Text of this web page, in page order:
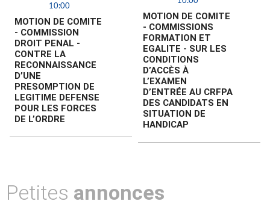
10:00
MOTION DE COMITE
- COMMISSION
DROIT PENAL -
CONTRE LA
RECONNAISSANCE
D’UNE
PRESOMPTION DE
LEGITIME DEFENSE
POUR LES FORCES
DE L’ORDRE
MOTION DE COMITE
- COMMISSIONS
FORMATION ET
EGALITE - SUR LES
CONDITIONS
D’ACCÈS À
L’EXAMEN
D’ENTRÉE AU CRFPA
DES CANDIDATS EN
SITUATION DE
HANDICAP
Petites annonces